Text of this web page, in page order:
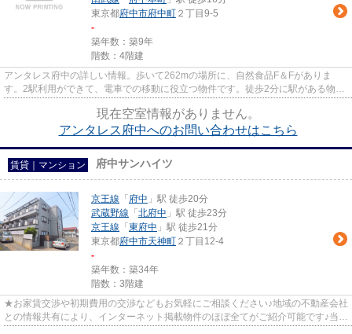
東京都府中市府中町 ２丁目9-5
-
築年数：築9年
階数：4階建
アンタレス府中の詳しい情報。歩いて262mの場所に、自然食品F＆Fがありま
す。2駅利用ができて、電車での移動に役立つ物件です。徒歩2分に駅がある物件
現在空室情報がありません。
アンタレス府中へのお問い合わせはこちら
賃貸｜マンション 府中サンハイツ
京王線 「 府中 」駅 徒歩20分
武蔵野線 「 北府中 」駅 徒歩23分
京王線 「 東府中 」駅 徒歩21分
東京都府中市天神町 ２丁目12-4
-
築年数：築34年
階数：3階建
★お家賃交渉や初期費用の交渉などもお気軽にご相談ください♪地域の不動産会社
との情報共有により、インターネット掲載物件のほぼ全てがご紹介可能です♪当店